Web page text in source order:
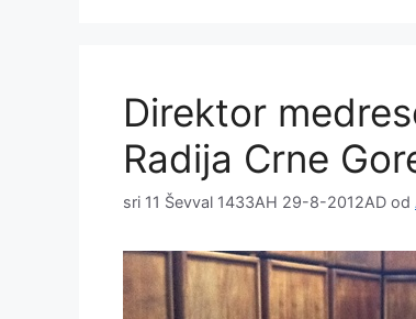
Direktor
Radija Crne
sri 11 Ševval 1433AH 29-8-2012AD od